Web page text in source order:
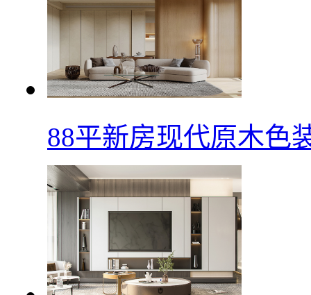
88平新房现代原木色